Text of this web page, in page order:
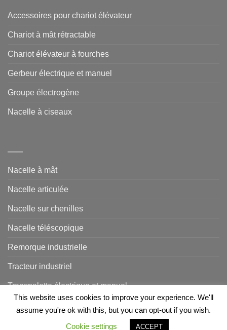
Accessoires pour chariot élévateur
Chariot à mât rétractable
Chariot élévateur à fourches
Gerbeur électrique et manuel
Groupe électrogène
Nacelle à ciseaux
Nacelle à mât
Nacelle articulée
Nacelle sur chenilles
Nacelle téléscopique
Remorque industrielle
Tracteur industriel
Transpalette électrique et manuel
| Optimisé et référencé par
This website uses cookies to improve your experience. We'll
assume you're ok with this, but you can opt-out if you wish.
Cookie settings
ACCEPT